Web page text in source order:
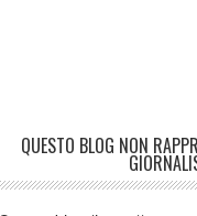
QUESTO BLOG NON